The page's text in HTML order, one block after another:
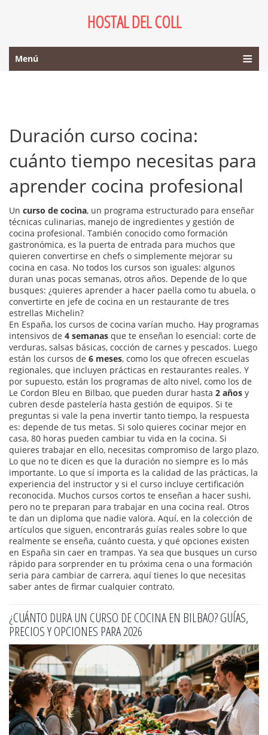
HOSTAL DEL COLL
Menú
Duración curso cocina:
cuánto tiempo necesitas para
aprender cocina profesional
Un curso de cocina, un programa estructurado para enseñar
técnicas culinarias, manejo de ingredientes y gestión de
cocina profesional. También conocido como formación
gastronómica, es la puerta de entrada para muchos que
quieren convertirse en chefs o simplemente mejorar su
cocina en casa. No todos los cursos son iguales: algunos
duran unas pocas semanas, otros años. Depende de lo que
busques: ¿quieres aprender a hacer paella como tu abuela, o
convertirte en jefe de cocina en un restaurante de tres
estrellas Michelin?
En España, los cursos de cocina varían mucho. Hay programas
intensivos de 4 semanas que te enseñan lo esencial: corte de
verduras, salsas básicas, cocción de carnes y pescados. Luego
están los cursos de 6 meses, como los que ofrecen escuelas
regionales, que incluyen prácticas en restaurantes reales. Y
por supuesto, están los programas de alto nivel, como los de
Le Cordon Bleu en Bilbao, que pueden durar hasta 2 años y
cubren desde pastelería hasta gestión de equipos. Si te
preguntas si vale la pena invertir tanto tiempo, la respuesta
es: depende de tus metas. Si solo quieres cocinar mejor en
casa, 80 horas pueden cambiar tu vida en la cocina. Si
quieres trabajar en ello, necesitas compromiso de largo plazo.
Lo que no te dicen es que la duración no siempre es lo más
importante. Lo que sí importa es la calidad de las prácticas, la
experiencia del instructor y si el curso incluye certificación
reconocida. Muchos cursos cortos te enseñan a hacer sushi,
pero no te preparan para trabajar en una cocina real. Otros
te dan un diploma que nadie valora. Aquí, en la colección de
artículos que siguen, encontrarás guías reales sobre lo que
realmente se enseña, cuánto cuesta, y qué opciones existen
en España sin caer en trampas. Ya sea que busques un curso
rápido para sorprender en tu próxima cena o una formación
seria para cambiar de carrera, aquí tienes lo que necesitas
saber antes de firmar cualquier contrato.
¿CUÁNTO DURA UN CURSO DE COCINA EN BILBAO? GUÍAS,
PRECIOS Y OPCIONES PARA 2026